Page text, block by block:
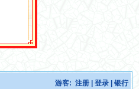
游客:注册 |登录 |银行